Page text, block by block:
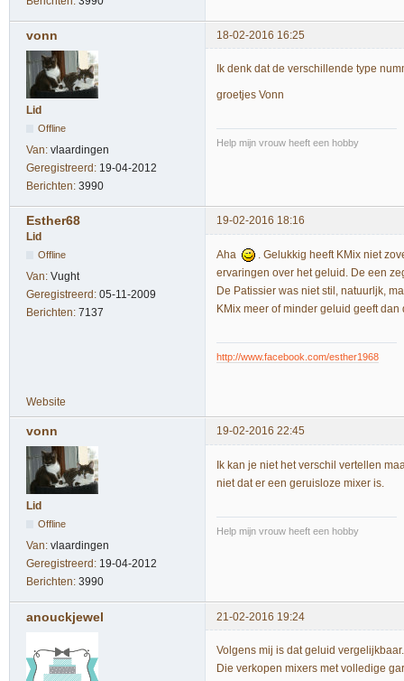
vonn 18-02-2016 16:25
Lid
Offline
Van: vlaardingen
Geregistreerd: 19-04-2012
Berichten: 3990
Ik denk dat de verschillende type
groetjes Vonn
Help mijn vrouw heeft een hobby
Esther68
19-02-2016 18:16
Lid
Offline
Van: Vught
Geregistreerd: 05-11-2009
Berichten: 7137
Aha
. Gelukkig heeft KMix niet
ervaringen over het geluid. De een
De Patissier was niet stil, natuurljk,
KMix meer of minder geluid geeft dan
http://www.facebook.com/esther1968
Website
vonn 19-02-2016 22:45
Lid
Offline
Van: vlaardingen
Geregistreerd: 19-04-2012
Berichten: 3990
Ik kan je niet het verschil vertellen
niet dat er een geruisloze mixer is.
Help mijn vrouw heeft een hobby
anouckjewel 21-02-2016 19:24
Volgens mij is dat geluid
Die verkopen mixers met volledige